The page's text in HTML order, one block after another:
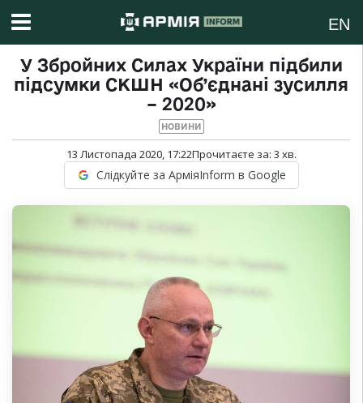
EN
У Збройних Силах України підбили
підсумки СКШН «Об’єднані зусилля
– 2020»
НОВИНИ
13 Листопада 2020, 17:22Прочитаєте за: 3 хв.
Слідкуйте за АрміяInform в Google